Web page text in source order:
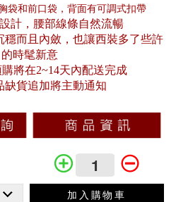
袋和前口袋，背面有可調式扣帶
計，腰部線條自然流暢
穩而且內斂，也讓西裝多了些許
的時髦新意
將在2~14天內配送完成
缺貨追加將主動通知
加入購物車